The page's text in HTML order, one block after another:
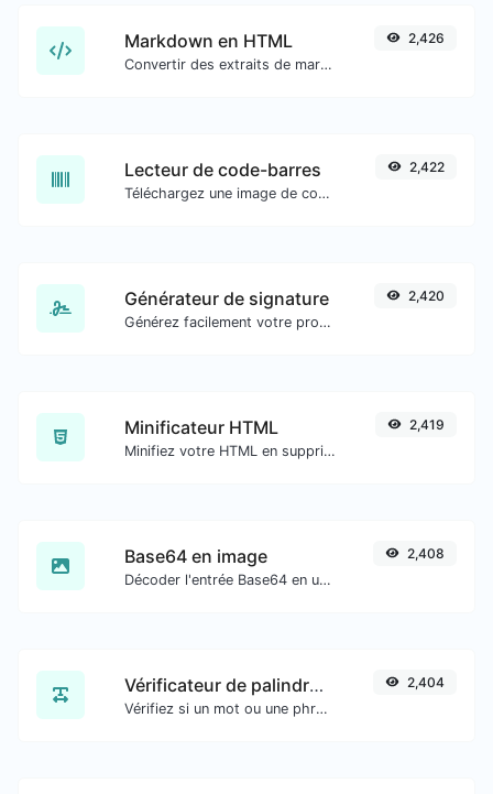
Markdown en HTML
Convertir des extraits de markdown en code HTML brut.
2,426
Lecteur de code-barres
Téléchargez une image de code-barres et extrayez les données.
2,422
Générateur de signature
Générez facilement votre propre signature personnalisée et téléchargez-la en toute simplicité.
2,420
Minificateur HTML
Minifiez votre HTML en supprimant tous les caractères inutiles.
2,419
Base64 en image
Décoder l'entrée Base64 en une image.
2,408
Vérificateur de palindrome
Vérifiez si un mot ou une phrase donné(e) est un palindrome (si cela se lit de la même manière à l'envers qu'à l'endroit).
2,404